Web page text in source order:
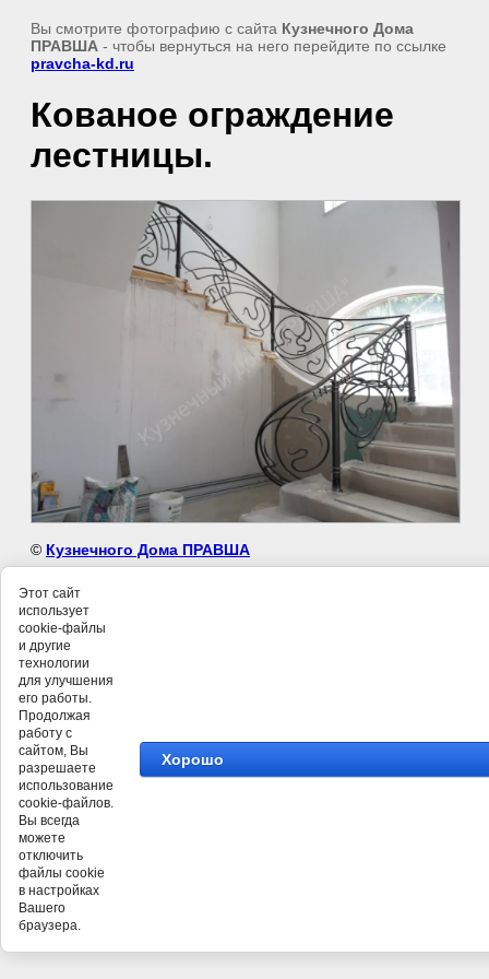
Вы смотрите фотографию с сайта Кузнечного Дома
ПРАВША - чтобы вернуться на него перейдите по ссылке
pravcha-kd.ru
Кованое ограждение
лестницы.
© Кузнечного Дома ПРАВША
Этот сайт
использует
cookie-файлы
и другие
технологии
для улучшения
его работы.
Продолжая
работу с
сайтом, Вы
разрешаете
использование
cookie-файлов.
Вы всегда
можете
отключить
файлы cookie
в настройках
Вашего
браузера.
Хорошо